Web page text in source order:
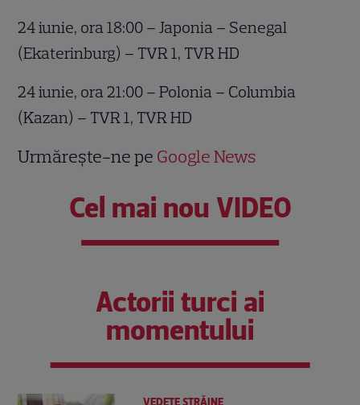
24 iunie, ora 18:00 – Japonia – Senegal
(Ekaterinburg) – TVR 1, TVR HD
24 iunie, ora 21:00 – Polonia – Columbia
(Kazan) – TVR 1, TVR HD
Urmărește-ne pe Google News
Cel mai nou VIDEO
Actorii turci ai
momentului